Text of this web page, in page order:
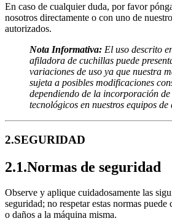
En caso de cualquier duda, por favor
nosotros directamente o con uno de
autorizados.
Nota Informativa: El uso descrito
afiladora de cuchillas puede
variaciones de uso ya que nuestra
sujeta a posibles modificaciones
dependiendo de la incorporación de
tecnológicos en nuestros equipos de
2.SEGURIDAD
2.1.Normas de seguridad
Observe y aplique cuidadosamente las
seguridad; no respetar estas normas puede
o daños a la máquina misma.